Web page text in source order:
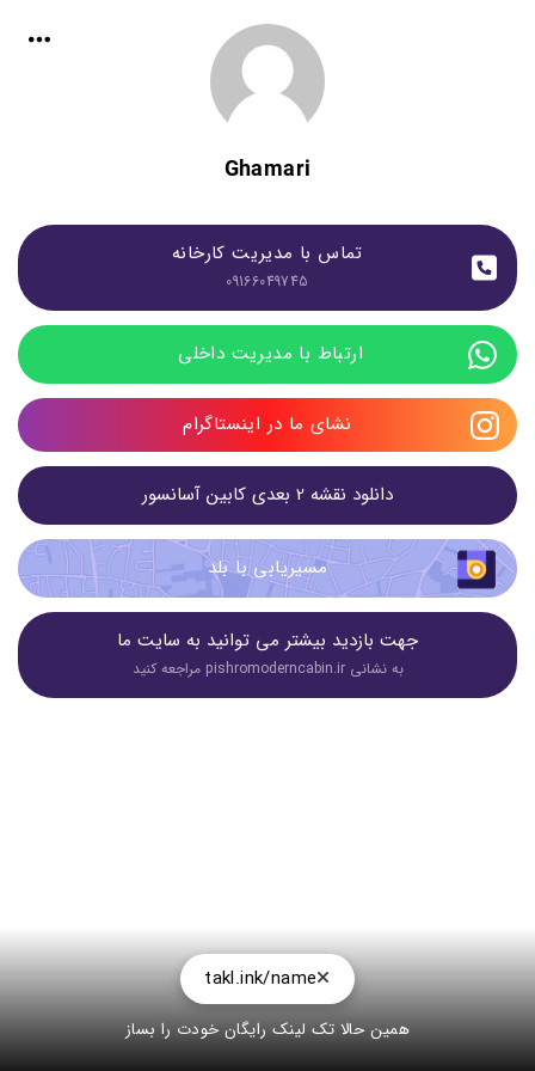
Ghamari
تماس با مدیریت کارخانه
09166049745
ارتباط با مدیریت داخلی
نشای ما در اینستاگرام
دانلود نقشه 2 بعدی کابین آسانسور
مسیریابی با بلد
جهت بازدید بیشتر می توانید به سایت ما
به نشانی pishromoderncabin.ir مراجعه کنید
takl.ink/name
همین حالا تک لینک رایگان خودت را بساز